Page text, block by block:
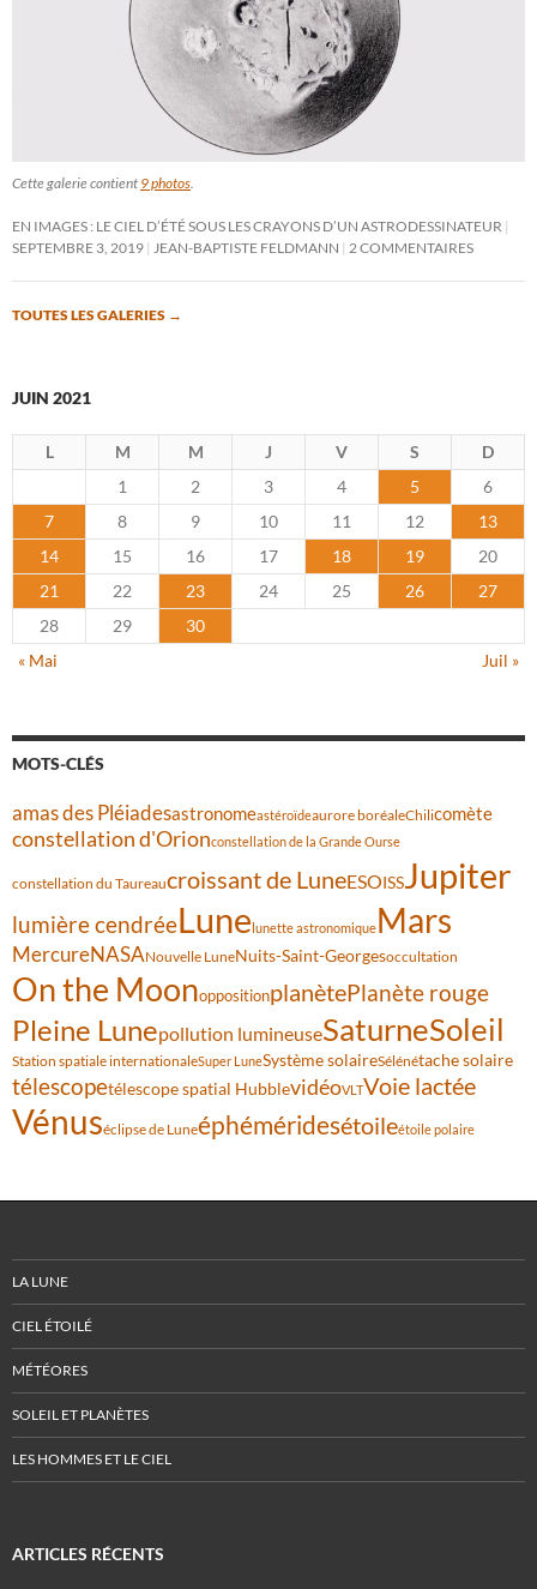
Cette galerie contient 9 photos.
EN IMAGES : LE CIEL D’ÉTÉ SOUS LES CRAYONS D’UN ASTRODESSINATEUR
SEPTEMBRE 3, 2019 JEAN-BAPTISTE FELDMANN 2 COMMENTAIRES
TOUTES LES GALERIES →
JUIN 2021
L M M J V S
D
1
2 3 4 5
6
7
8 9 10 11 12
13
14
15 16 17 18 19
20
21
22 23 24 25 26
27
28
29
30
« Mai
Juil »
MOTS-CLÉS
amas des Pléiadesastronomeastéroïdeaurore boréaleChilicomète
constellation d'Orionconstellation de la Grande Ourse
constellation du Taureaucroissant de LuneESOISSJupiter
lumière cendréeLunelunette astronomiqueMars
MercureNASANouvelle LuneNuits-Saint-Georgesoccultation
On the MoonoppositionplanètePlanète rouge
Pleine Lunepollution lumineuseSaturneSoleil
Station spatiale internationaleSuper LuneSystème solaireSélénétache solaire
télescopetélescope spatial HubblevidéoVLTVoie lactée
Vénuséclipse de Luneéphéméridesétoileétoile polaire
LA LUNE
CIEL ÉTOILÉ
MÉTÉORES
SOLEIL ET PLANÈTES
LES HOMMES ET LE CIEL
ARTICLES RÉCENTS